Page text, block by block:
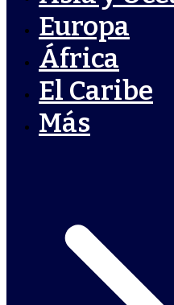
Europa
África
El Caribe
Más